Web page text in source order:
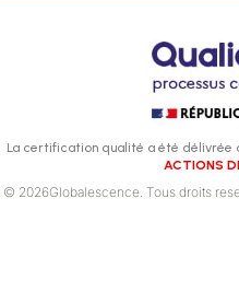
La certification qualité a été délivrée
ACTIONS
© 2026Globalescence. Tous droits